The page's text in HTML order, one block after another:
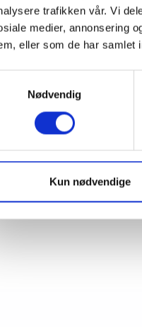
trafikken vår. Vi
medier, annonsering
eller som de har samlet
Nødvendig
Kun nødvendige
fra The Monte.
Preget logo foran.